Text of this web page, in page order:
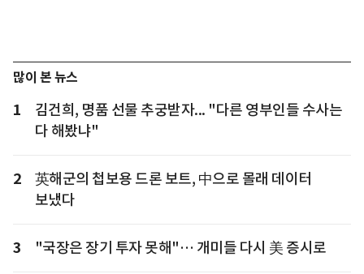
많이 본 뉴스
1
김건희, 명품 선물 추궁받자... "다른 영부인들 수사는
다 해봤냐"
2
英해군의 첩보용 드론 보트, 中으로 몰래 데이터
보냈다
3 "국장은 장기 투자 못해"… 개미들 다시 美 증시로